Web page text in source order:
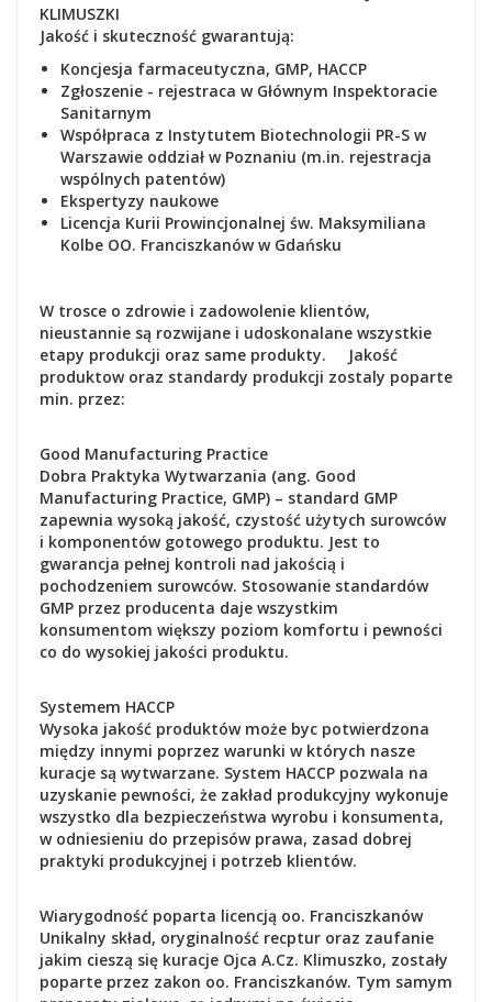
KLIMUSZKI
Jakość i skuteczność gwarantują:
Koncjesja farmaceutyczna, GMP, HACCP
Zgłoszenie - rejestraca w Głównym Inspektoracie
Sanitarnym
Współpraca z Instytutem Biotechnologii PR-S w
Warszawie oddział w Poznaniu (m.in. rejestracja
wspólnych patentów)
Ekspertyzy naukowe
Licencja Kurii Prowincjonalnej św. Maksymiliana
Kolbe OO. Franciszkanów w Gdańsku
W trosce o zdrowie i zadowolenie klientów,
nieustannie są rozwijane i udoskonalane wszystkie
etapy produkcji oraz same produkty. Jakość
produktow oraz standardy produkcji zostaly poparte
min. przez:
Good Manufacturing Practice
Dobra Praktyka Wytwarzania (ang. Good
Manufacturing Practice, GMP) – standard GMP
zapewnia wysoką jakość, czystość użytych surowców
i komponentów gotowego produktu. Jest to
gwarancja pełnej kontroli nad jakością i
pochodzeniem surowców. Stosowanie standardów
GMP przez producenta daje wszystkim
konsumentom większy poziom komfortu i pewności
co do wysokiej jakości produktu.
Systemem HACCP
Wysoka jakość produktów może byc potwierdzona
między innymi poprzez warunki w których nasze
kuracje są wytwarzane. System HACCP pozwala na
uzyskanie pewności, że zakład produkcyjny wykonuje
wszystko dla bezpieczeństwa wyrobu i konsumenta,
w odniesieniu do przepisów prawa, zasad dobrej
praktyki produkcyjnej i potrzeb klientów.
Wiarygodność poparta licencją oo. Franciszkanów
Unikalny skład, oryginalność recptur oraz zaufanie
jakim cieszą się kuracje Ojca A.Cz. Klimuszko, zostały
poparte przez zakon oo. Franciszkanów. Tym samym